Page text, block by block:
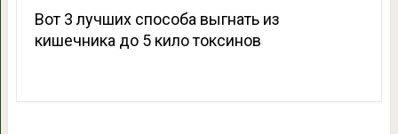
Вот 3 лучших способа выгнать из
кишечника до 5 кило токсинов